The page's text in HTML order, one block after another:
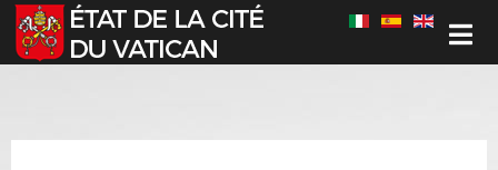
Sélectionnez votre langue